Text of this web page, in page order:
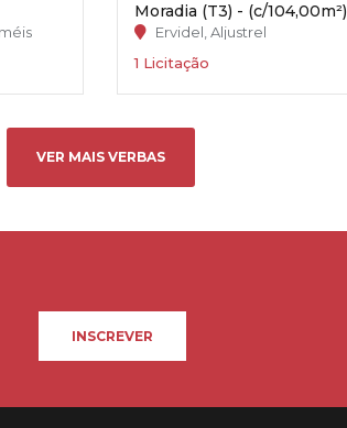
Ervidel, Aljustrel
1 Licitação
VER MAIS VERBAS
INSCREVER